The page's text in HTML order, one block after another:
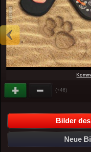
(+46)
Bilder
Neue